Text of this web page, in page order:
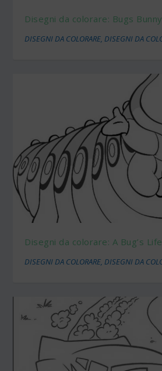
Disegni da colorare: Bugs Bunny
DISEGNI DA COLORARE DISEGNI DA
Disegni da colorare: A Bug’s
DISEGNI DA COLORARE,DISEGNI DA